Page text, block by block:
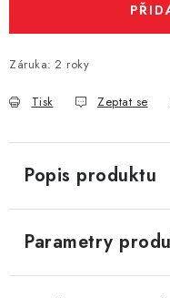
Záruka: 2 roky
Tisk Zeptat se
Popis produktu
Parametry